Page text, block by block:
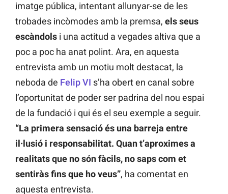
imatge pública, intentant allunyar-se de les
trobades incòmodes amb la premsa, els seus
escàndols i una actitud a vegades altiva que a
poc a poc ha anat polint. Ara, en aquesta
entrevista amb un motiu molt destacat, la
neboda de Felip VI s’ha obert en canal sobre
l’oportunitat de poder ser padrina del nou espai
de la fundació i qui és el seu exemple a seguir.
“La primera sensació és una barreja entre
il·lusió i responsabilitat. Quan t’aproximes a
realitats que no són fàcils, no saps com et
sentiràs fins que ho veus”, ha comentat en
aquesta entrevista.